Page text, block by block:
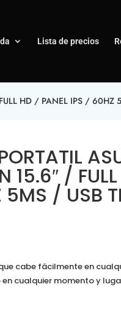
Lista de precios
HD / PANEL IPS /
15.6″ /
/ USB
cabe fácilmente en
cualquier momento y